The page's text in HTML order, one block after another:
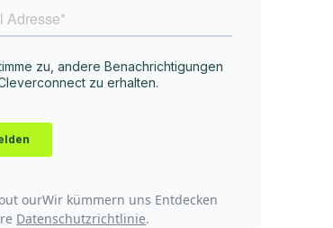
ourWir kümmern uns Entdecken
Datenschutzrichtlinie.